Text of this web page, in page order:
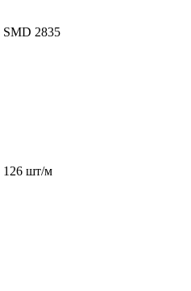
SMD 2835
126 шт/м